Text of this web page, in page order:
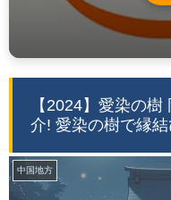
【2024】愛染の
介! 愛染の樹で縁
中国地方